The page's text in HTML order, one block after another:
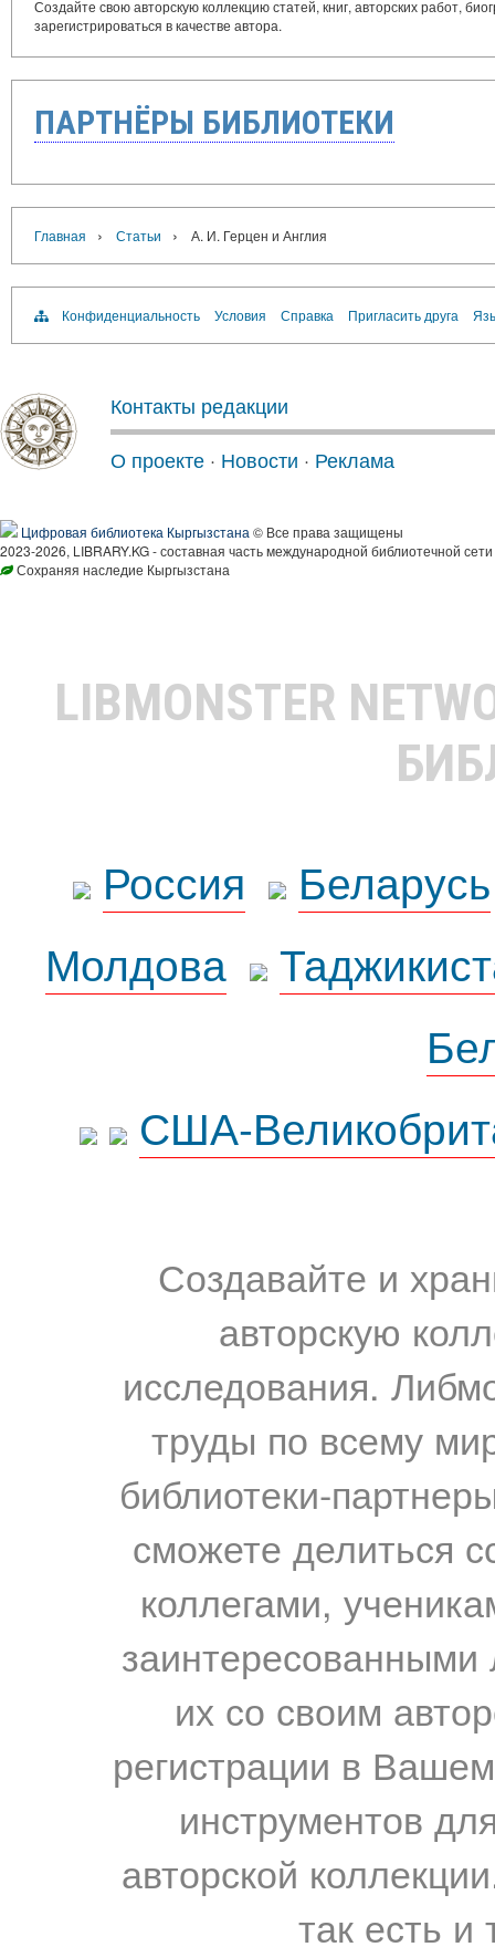
Создайте свою авторскую коллекцию статей, книг, авторских работ,
зарегистрироваться в качестве автора.
ПАРТНЁРЫ БИБЛИОТЕКИ
Главная › Статьи › А. И. Герцен и Англия
Конфиденциальность Условия Справка Пригласить друга
Контакты редакции
О проекте · Новости · Реклама
Цифровая библиотека Кыргызстана © Все права защищены
2023-2026, LIBRARY.KG - составная часть международной библиотечной
Сохраняя наследие Кыргызстана
LIBMONSTER
Россия
Беларусь
Молдова
США-
Создавайте и
авторскую
исследования.
труды по всему
библиотеки-
сможете делиться
коллегами,
их со своим
регистрации в
инструментов
авторской
так есть и